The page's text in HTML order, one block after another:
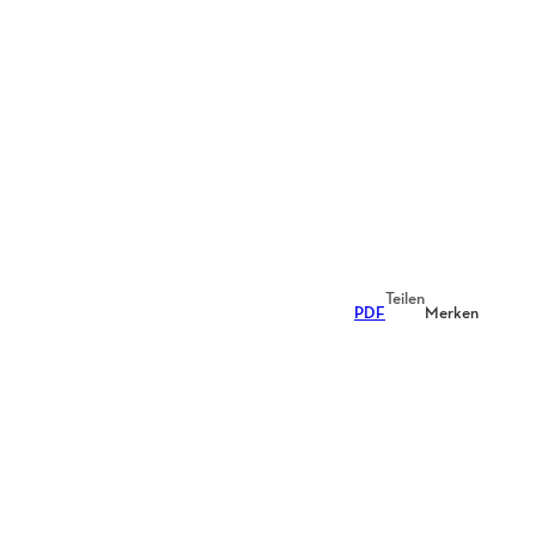
PDF
Teilen
Merken